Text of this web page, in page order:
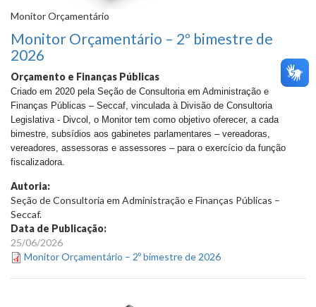
Monitor Orçamentário
Monitor Orçamentário – 2º bimestre de
2026
Orçamento e Finanças Públicas
Criado em 2020 pela Seção de Consultoria em Administração e
Finanças Públicas – Seccaf, vinculada à Divisão de Consultoria
Legislativa - Divcol, o Monitor tem como objetivo oferecer, a cada
bimestre, subsídios aos gabinetes parlamentares – vereadoras,
vereadores, assessoras e assessores – para o exercício da função
fiscalizadora.
Autoria:
Seção de Consultoria em Administração e Finanças Públicas –
Seccaf.
Data de Publicação:
25/06/2026
Monitor Orçamentário – 2º bimestre de 2026